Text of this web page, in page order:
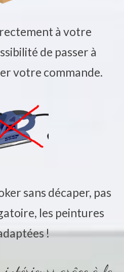
à votre
de passer à
votre commande.
sans décaper, pas
les peintures
!